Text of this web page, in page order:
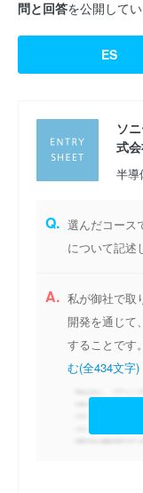
問と回答を公開してい
ES
ソ
式
半導
Q. 選んだコース
について記述
A. 私が御社で取
開発を通じて
することです
む(全434文字)